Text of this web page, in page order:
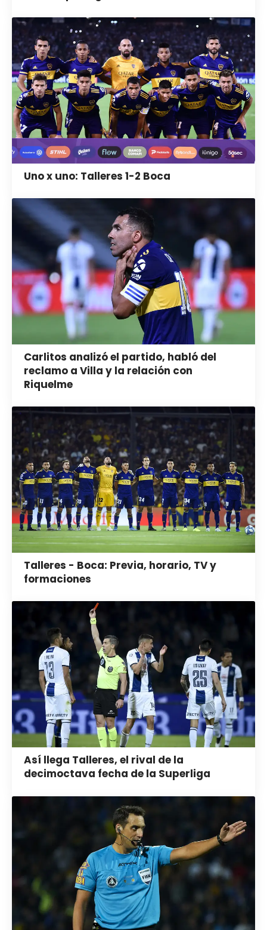
Uno x uno: Talleres 1-2 Boca
Carlitos analizó el partido, habló del
reclamo a Villa y la relación con
Riquelme
Talleres - Boca: Previa, horario, TV y
formaciones
Así llega Talleres, el rival de la
decimoctava fecha de la Superliga